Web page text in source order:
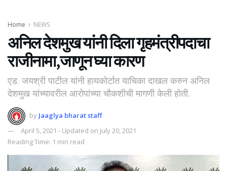
Home NEWS
अनिल देशमुख यांनी दिला गृहमंत्रीपदाचा
राजीनामा,जाणून घ्या कारण
एड. जयश्री पाटील यांनी हायकोर्टात याचिका दाखल करुन अनिल
देशमुख यांच्यावरील आरोपांच्या चौकशीची मागणी केली होती.
by Jaaglya bharat staff
April 5, 2021 - Updated on July 20, 2021
Reading Time: 1 min read